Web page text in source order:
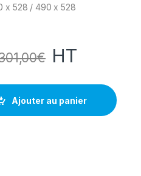
x 528 / 490 x 528
€ HT
- 3 Portes quantity
Ajouter au panier